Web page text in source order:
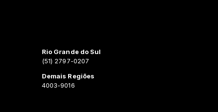
Rio Grande do Sul
(51) 2797-0207
Demais Regiões
4003-9016